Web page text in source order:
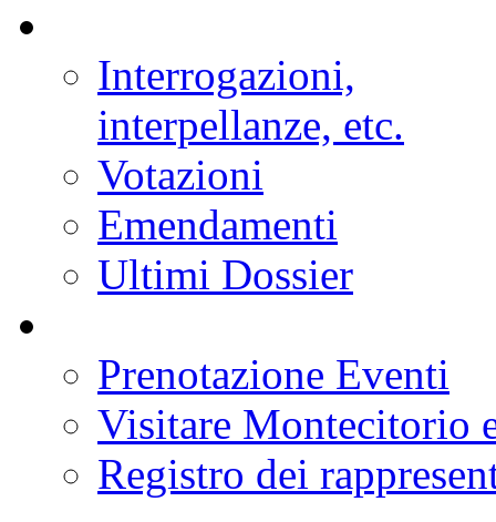
Interrogazioni,
interpellanze, etc.
Votazioni
Emendamenti
Ultimi Dossier
Prenotazione Eventi
Visitare Montecitorio
Registro dei